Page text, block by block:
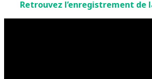
Retrouvez l’enregistrement de